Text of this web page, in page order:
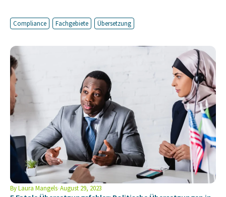
Compliance Fachgebiete Übersetzung
ByLaura Mangels August 29, 2023